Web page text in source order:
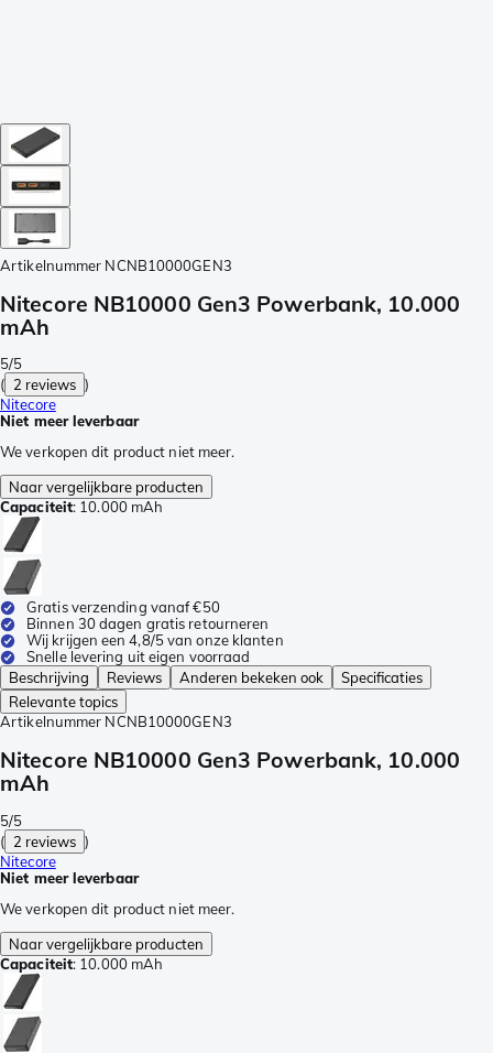
Artikelnummer NCNB10000GEN3
Nitecore NB10000 Gen3 Powerbank, 10.000
mAh
5/5
( 2 reviews )
Nitecore
Niet meer leverbaar
We verkopen dit product niet meer.
Naar vergelijkbare producten
Capaciteit: 10.000 mAh
Gratis verzending vanaf €50
Binnen 30 dagen gratis retourneren
Wij krijgen een 4,8/5 van onze klanten
Snelle levering uit eigen voorraad
Beschrijving
Reviews Anderen bekeken ook
Specificaties
Relevante topics
Artikelnummer NCNB10000GEN3
Nitecore NB10000 Gen3 Powerbank, 10.000
mAh
5/5
( 2 reviews )
Nitecore
Niet meer leverbaar
We verkopen dit product niet meer.
Naar vergelijkbare producten
Capaciteit: 10.000 mAh